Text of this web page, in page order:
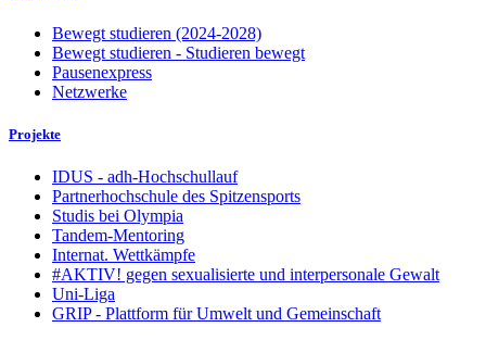
Bewegt studieren (2024-2028)
Bewegt studieren - Studieren bewegt
Pausenexpress
Netzwerke
Projekte
IDUS - adh-Hochschullauf
Partnerhochschule des Spitzensports
Studis bei Olympia
Tandem-Mentoring
Internat. Wettkämpfe
#AKTIV! gegen sexualisierte und interpersonale Gewalt
Uni-Liga
GRIP - Plattform für Umwelt und Gemeinschaft